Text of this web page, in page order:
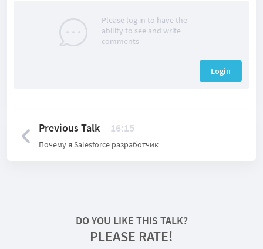
Please log in to have the
ability to see and write
comments
Login
Previous Talk 16:15
Почему я Salesforce разработчик
DO YOU LIKE THIS TALK?
PLEASE RATE!